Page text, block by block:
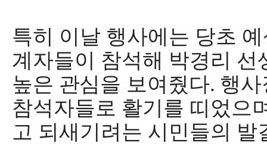
특히 이날 행사에는 당초
계자들이 참석해 박경리 선
높은 관심을 보여줬다. 행
참석자들로 활기를 띠었으
고 되새기려는 시민들의 발